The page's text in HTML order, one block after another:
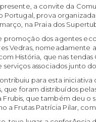
a convite da
Portugal, prova
na Praia dos
promoção dos agentes
Vedras, nomeadamente
História, que nas
associados junto
para esta iniciativa
que foram distribuídos
que também deu o
a Frutas Patrícia Pilar,